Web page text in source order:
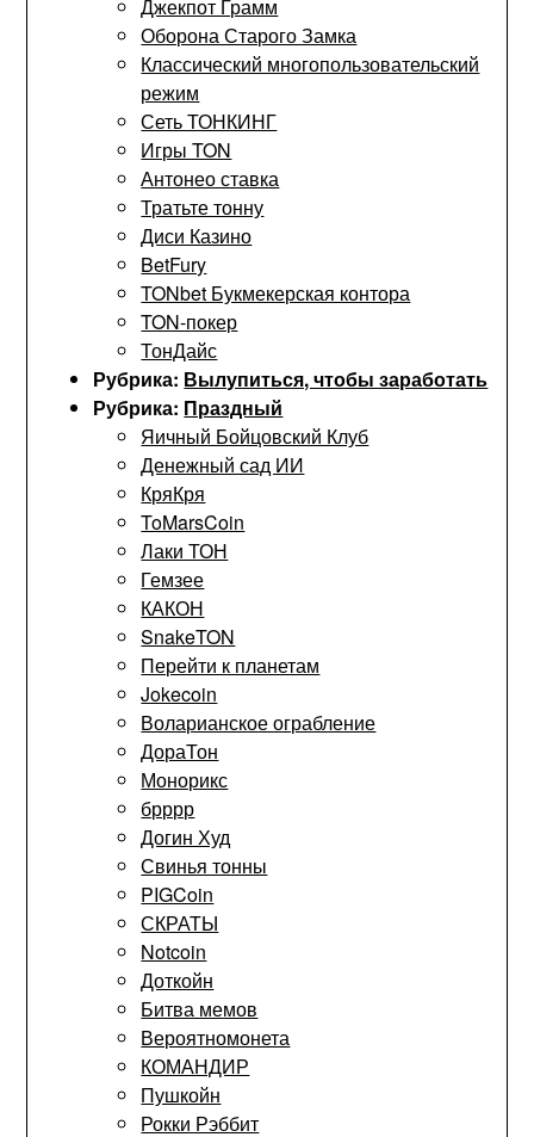
Джекпот Грамм
Оборона Старого Замка
Классический многопользовательский
режим
Сеть ТОНКИНГ
Игры TON
Антонео ставка
Тратьте тонну
Диси Казино
BetFury
TONbet Букмекерская контора
TON-покер
ТонДайс
Рубрика: Вылупиться, чтобы заработать
Рубрика: Праздный
Яичный Бойцовский Клуб
Денежный сад ИИ
КряКря
ToMarsCoin
Лаки ТОН
Гемзее
КАКОН
SnakeTON
Перейти к планетам
Jokecoin
Воларианское ограбление
ДораТон
Монорикс
брррр
Догин Худ
Свинья тонны
PIGCoin
СКРАТЫ
Notcoin
Доткойн
Битва мемов
Вероятномонета
КОМАНДИР
Пушкойн
Рокки Рэббит